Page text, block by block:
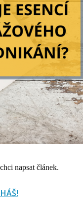
napsat článek.